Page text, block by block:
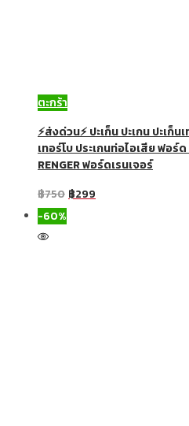
ตะกร้า
⚡ส่งด่วน⚡ ปะเก็น ปะเกน ปะเก็
เทอร์โบ ประเกนท่อไอเสีย ฟอร์
RENGER ฟอร์ดเรนเจอร์
฿750฿299
-60%